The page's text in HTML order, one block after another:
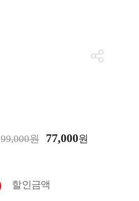
99,000원 77,000원
할인금액